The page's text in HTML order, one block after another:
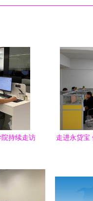
院持续走访
走进永贷宝